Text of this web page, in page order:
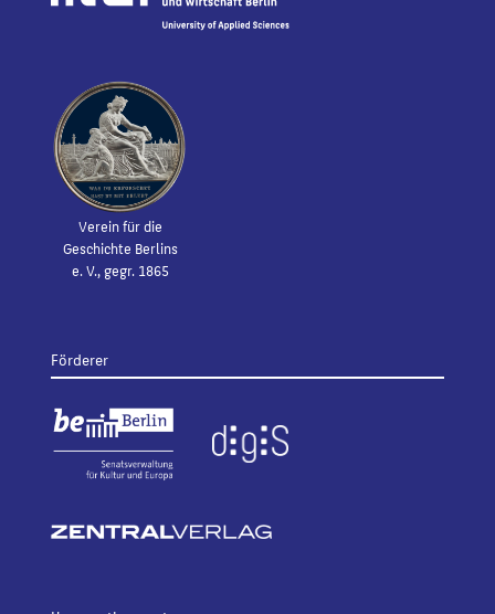
Verein für die
Geschichte Berlins
e. V., gegr. 1865
Förderer